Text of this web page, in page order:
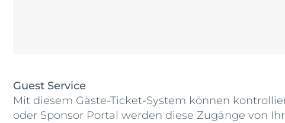
Guest Service
Mit diesem Gäste-Ticket-System können
oder Sponsor Portal werden diese Zugänge von